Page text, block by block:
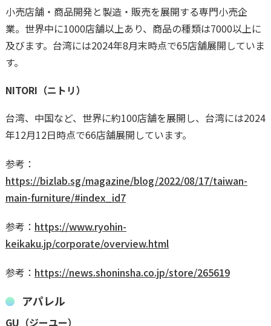
小売店舗・商品開発と製造・販売を展開する専門小売企
業。世界中に1000店舗以上あり、商品の種類は7000以上に
及びます。台湾には2024年8月末時点で65店舗展開していま
す。
NITORI（ニトリ）
台湾、中国など、世界に約100店舗を展開し、台湾には2024
年12月12日時点で66店舗展開しています。
参考：
https://bizlab.sg/magazine/blog/2022/08/17/taiwan-
main-furniture/#index_id7
参考： https://www.ryohin-
keikaku.jp/corporate/overview.html
参考： https://news.shoninsha.co.jp/store/265619
アパレル
GU（ジーユー）